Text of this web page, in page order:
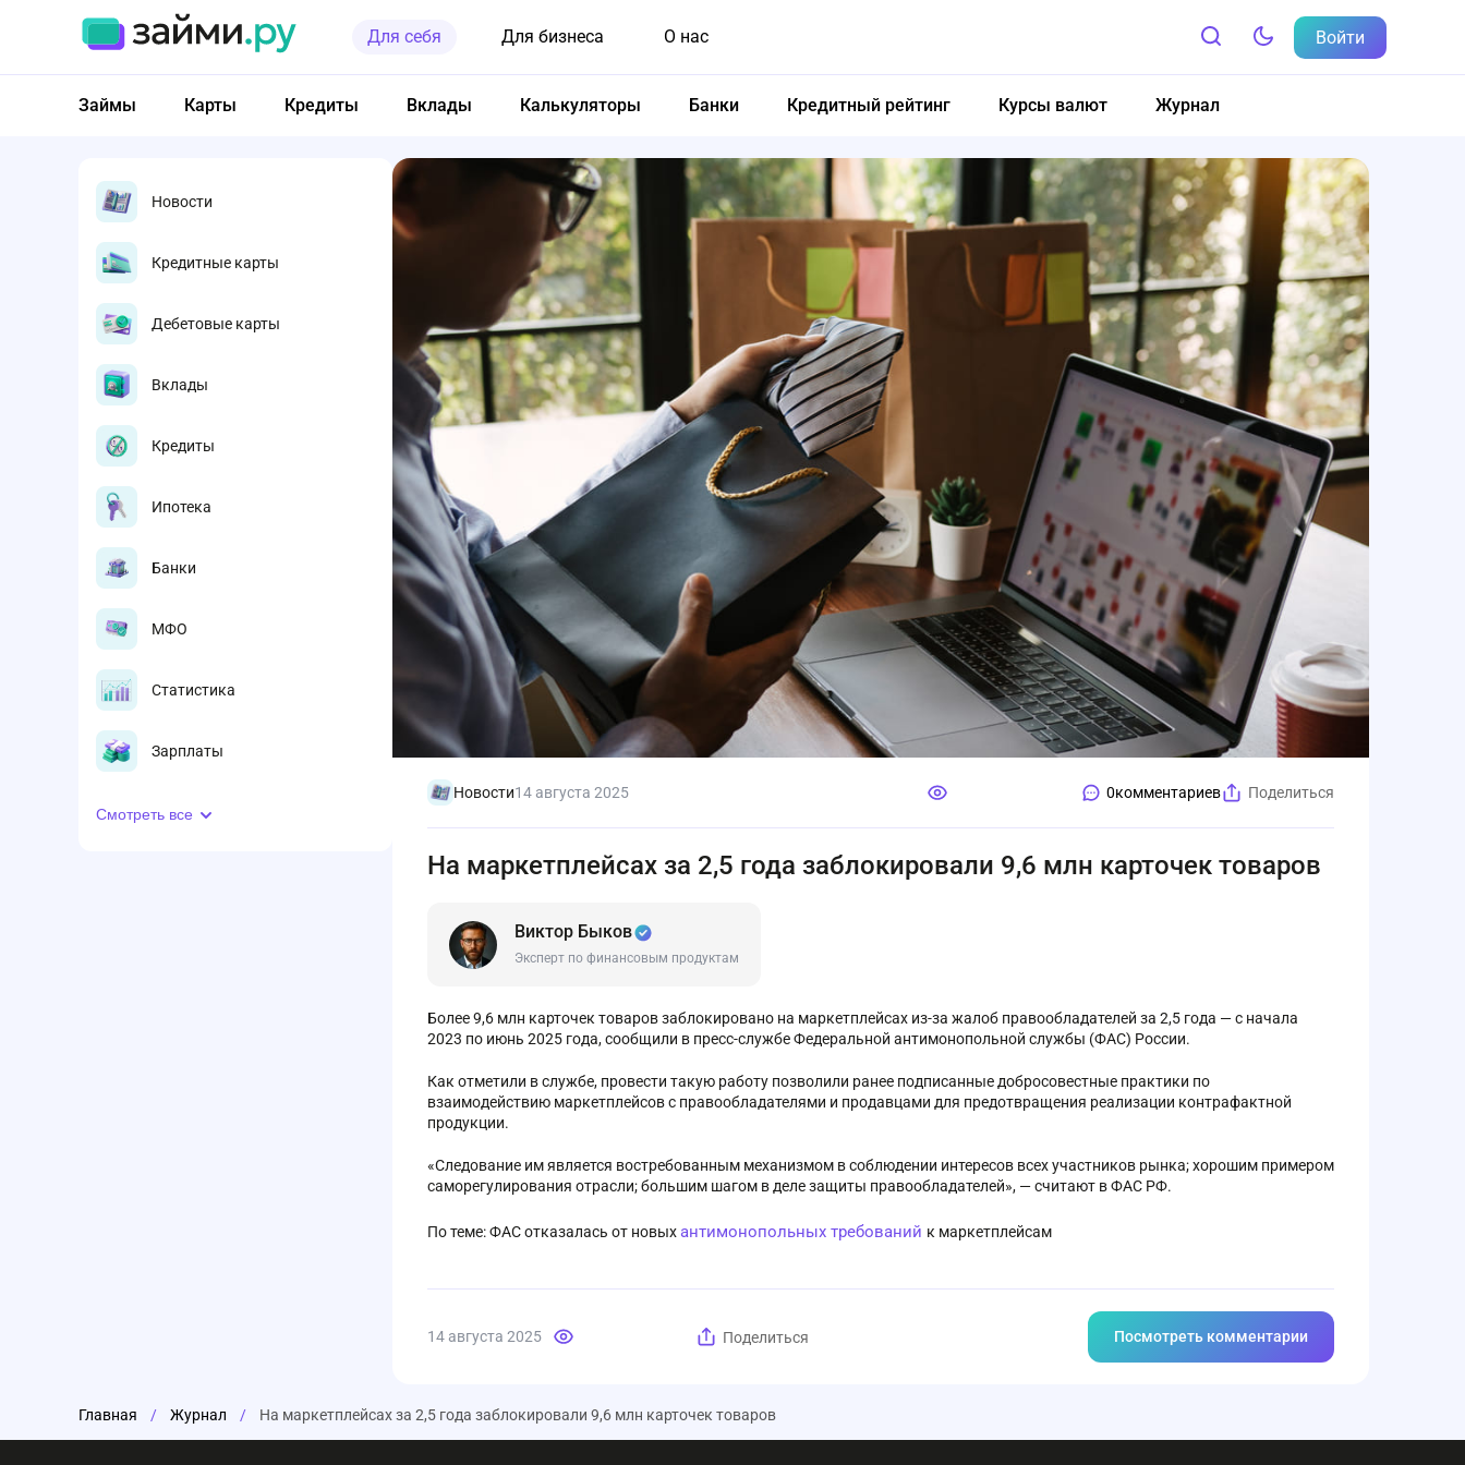
Для себя Для бизнеса О нас Войти
Займы Карты Кредиты Вклады Калькуляторы Банки Кредитный рейтинг Курсы валют Журнал
Новости
Кредитные карты
Дебетовые карты
Вклады
Кредиты
Ипотека
Банки
МФО
Статистика
Зарплаты
Смотреть все
Новости14 августа 2025 0комментариев Поделиться
На маркетплейсах за 2,5 года заблокировали 9,6 млн карточек товаров
Виктор Быков
Эксперт по финансовым продуктам
Более 9,6 млн карточек товаров заблокировано на маркетплейсах из-за жалоб правообладателей за 2,5 года — с начала
2023 по июнь 2025 года, сообщили в пресс-службе Федеральной антимонопольной службы (ФАС) России.
Как отметили в службе, провести такую работу позволили ранее подписанные добросовестные практики по
взаимодействию маркетплейсов с правообладателями и продавцами для предотвращения реализации контрафактной
продукции.
«Следование им является востребованным механизмом в соблюдении интересов всех участников рынка; хорошим примером
саморегулирования отрасли; большим шагом в деле защиты правообладателей», — считают в ФАС РФ.
По теме: ФАС отказалась от новыхантимонопольных требований к маркетплейсам
14 августа 2025 Поделиться Посмотреть комментарии
Главная / Журнал / На маркетплейсах за 2,5 года заблокировали 9,6 млн карточек товаров